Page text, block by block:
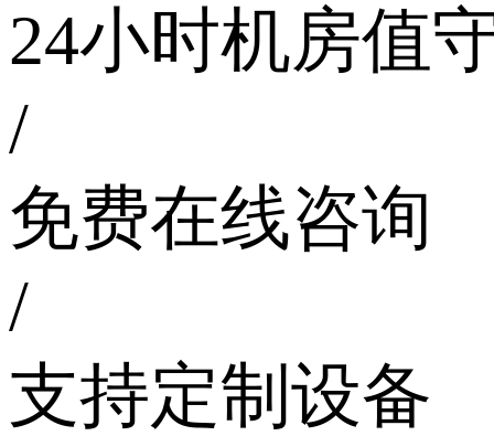
24小时机房值
/
免费在线咨询
/
支持定制设备